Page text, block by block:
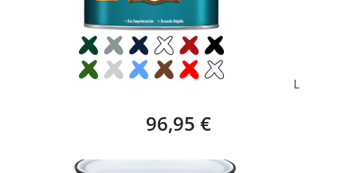
HAMMERITE ESMALTE LISO BRILLANTE – 5 L
96,95 €